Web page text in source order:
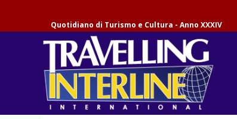
Quotidiano di Turismo e Cultura - Anno XXXIV